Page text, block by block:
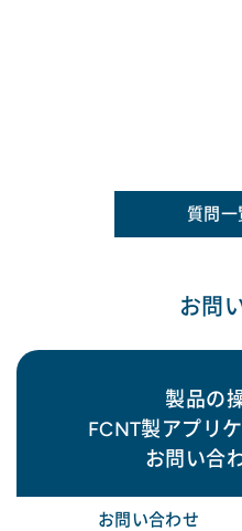
質問一
お問
製品の
FCNT製アプリ
お問い合
お問い合わせ